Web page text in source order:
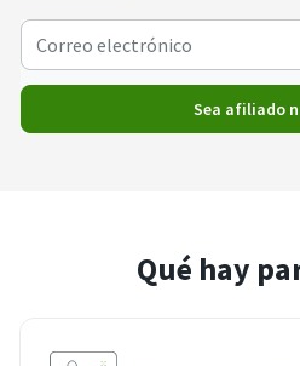
Sea afiliado
Qué hay